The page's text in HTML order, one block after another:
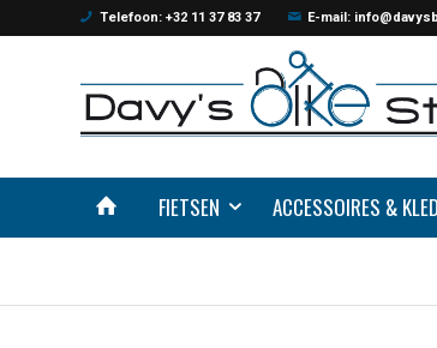
Telefoon: +32 11 37 83 37 E-mail:
FIETSEN ACCESSOIRES &